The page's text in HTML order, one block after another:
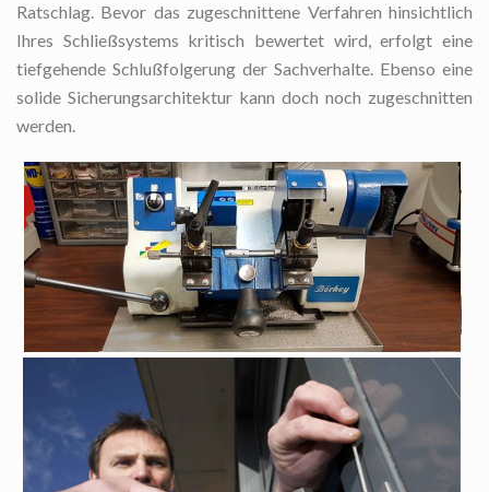
Ratschlag. Bevor das zugeschnittene Verfahren hinsichtlich
Ihres Schließsystems kritisch bewertet wird, erfolgt eine
tiefgehende Schlußfolgerung der Sachverhalte. Ebenso eine
solide Sicherungsarchitektur kann doch noch zugeschnitten
werden.